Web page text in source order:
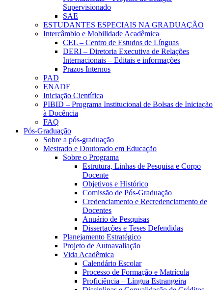
Supervisionado
SAE
ESTUDANTES ESPECIAIS NA GRADUAÇÃO
Intercâmbio e Mobilidade Acadêmica
CEL – Centro de Estudos de Línguas
DERI – Diretoria Executiva de Relações
Internacionais – Editais e informações
Prazos Internos
PAD
ENADE
Iniciação Científica
PIBID – Programa Institucional de Bolsas de Iniciação
à Docência
FAQ
Pós-Graduação
Sobre a pós-graduação
Mestrado e Doutorado em Educação
Sobre o Programa
Estrutura, Linhas de Pesquisa e Corpo
Docente
Objetivos e Histórico
Comissão de Pós-Graduação
Credenciamento e Recredenciamento de
Docentes
Anuário de Pesquisas
Dissertações e Teses Defendidas
Planejamento Estratégico
Projeto de Autoavaliação
Vida Acadêmica
Calendário Escolar
Processo de Formação e Matrícula
Proficiência – Língua Estrangeira